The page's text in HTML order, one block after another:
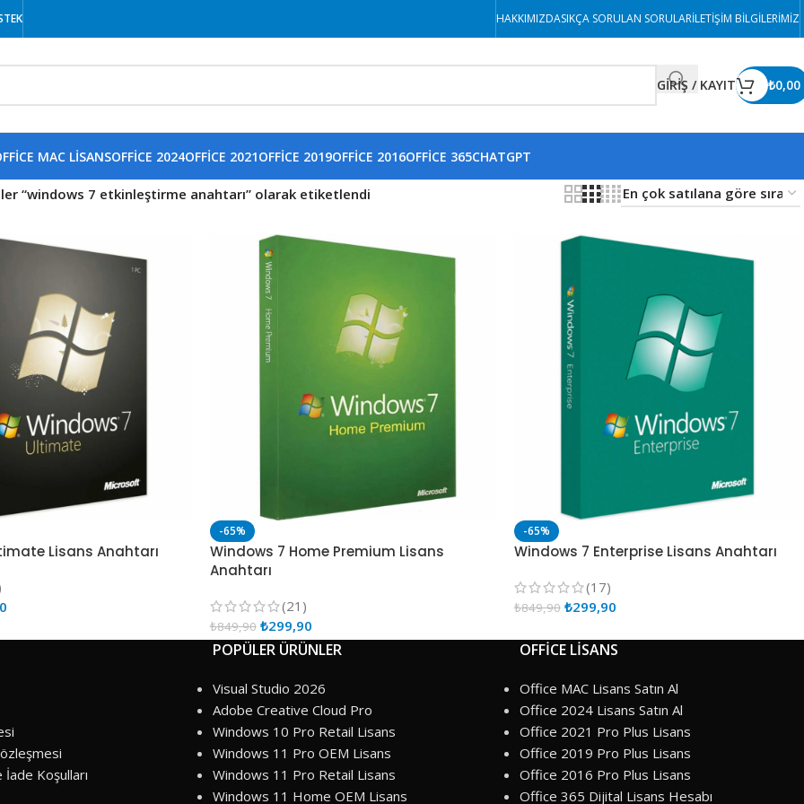
HAKKIMIZDASIKÇA SORULAN SORULARİLETIŞIM BILGILERIMIZ
GİRİŞ / KAYIT ₺0,00
MAC LISANSOFFICE 2024OFFICE 2021OFFICE 2019OFFICE 2016OFFICE 365CHATGPT
“windows 7 etkinleştirme anahtarı” olarak etiketlendi
Lisans Anahtarı
-65%
Windows 7 Home Premium Lisans
Anahtarı
(21)
₺849,90 ₺299,90
-65%
Windows 7 Enterprise Lisans Anahtarı
(17)
₺849,90 ₺299,90
Koşulları
POPÜLER ÜRÜNLER
Visual Studio 2026
Adobe Creative Cloud Pro
Windows 10 Pro Retail Lisans
Windows 11 Pro OEM Lisans
Windows 11 Pro Retail Lisans
Windows 11 Home OEM Lisans
OFFİCE LİSANS
Office MAC Lisans Satın Al
Office 2024 Lisans Satın Al
Office 2021 Pro Plus Lisans
Office 2019 Pro Plus Lisans
Office 2016 Pro Plus Lisans
Office 365 Dijital Lisans Hesabı